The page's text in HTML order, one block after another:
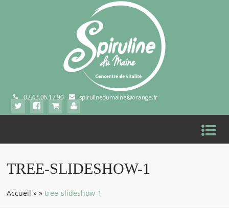
02.43.06.17.90 spirulinedumaine@orange.fr
TREE-SLIDESHOW-1
Accueil »»tree-slideshow-1